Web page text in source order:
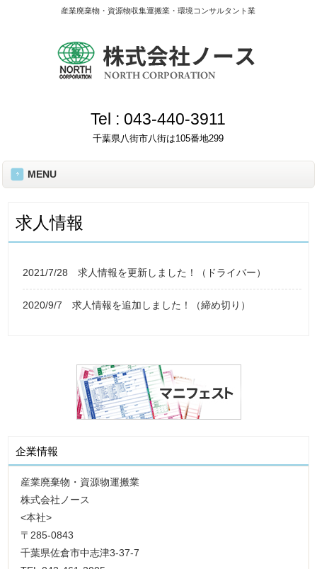
産業廃棄物・資源物収集運搬業・環境コンサルタント業
Tel : 043-440-3911
千葉県八街市八街は105番地299
MENU
求人情報
2021/7/28 求人情報を更新しました！（ドライバー）
2020/9/7 求人情報を追加しました！（締め切り）
企業情報
産業廃棄物・資源物運搬業
株式会社ノース
<本社>
〒285-0843
千葉県佐倉市中志津3-37-7